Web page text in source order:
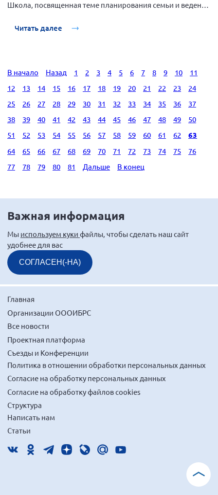
Школа, посвященная теме планирования семьи и ведения
Читать далее
В начало Назад 1 2 3 4 5 6 7 8 9 10
11
12
13 14 15 16 17 18 19 20 21 22 23
24
25
26 27 28 29 30 31 32 33 34 35 36
37
38
39 40 41 42 43 44 45 46 47 48 49
50
51
52 53 54 55 56 57 58 59 60 61 62 63
64 65 66 67 68 69 70 71 72 73 74 75
76
77
78 79 80 81 Дальше В конец
Важная информация
Мы используем куки файлы, чтобы сделать наш сайт
удобнее для вас
СОГЛАСЕН(-НА)
Главная
Организации ОООИБРС
Все новости
Проектная платформа
Съезды и Конференции
Политика в отношении обработки персональных данных
Согласие на обработку персональных данных
Согласие на обработку файлов cookies
Структура
Написать нам
Статьи